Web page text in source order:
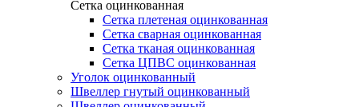
Сетка оцинкованная
Сетка плетеная оцинкованная
Сетка сварная оцинкованная
Сетка тканая оцинкованная
Сетка ЦПВС оцинкованная
Уголок оцинкованный
Швеллер гнутый оцинкованный